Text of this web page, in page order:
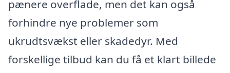
pænere overflade, men det kan også
forhindre nye problemer som
ukrudtsvækst eller skadedyr. Med
forskellige tilbud kan du få et klart billede